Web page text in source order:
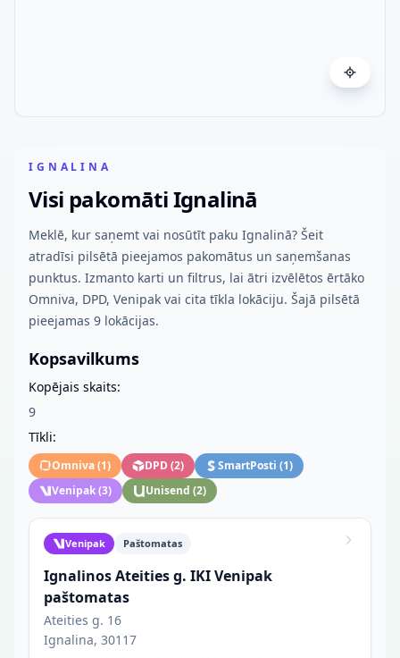
IGNALINA
Visi pakomāti Ignalinā
Meklē, kur saņemt vai nosūtīt paku Ignalinā? Šeit
atradīsi pilsētā pieejamos pakomātus un saņemšanas
punktus. Izmanto karti un filtrus, lai ātri izvēlētos ērtāko
Omniva, DPD, Venipak vai cita tīkla lokāciju. Šajā pilsētā
pieejamas 9 lokācijas.
Kopsavilkums
Kopējais skaits:
9
Tīkli:
Omniva(1) DPD(2) SmartPosti (1)
Venipak(3) Unisend (2)
Venipak Paštomatas
Ignalinos Ateities g. IKI Venipak
paštomatas
Ateities g. 16
Ignalina, 30117